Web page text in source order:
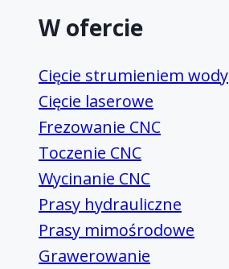
W ofercie
Cięcie strumieniem wody
Cięcie laserowe
Frezowanie CNC
Toczenie CNC
Wycinanie CNC
Prasy hydrauliczne
Prasy mimośrodowe
Grawerowanie